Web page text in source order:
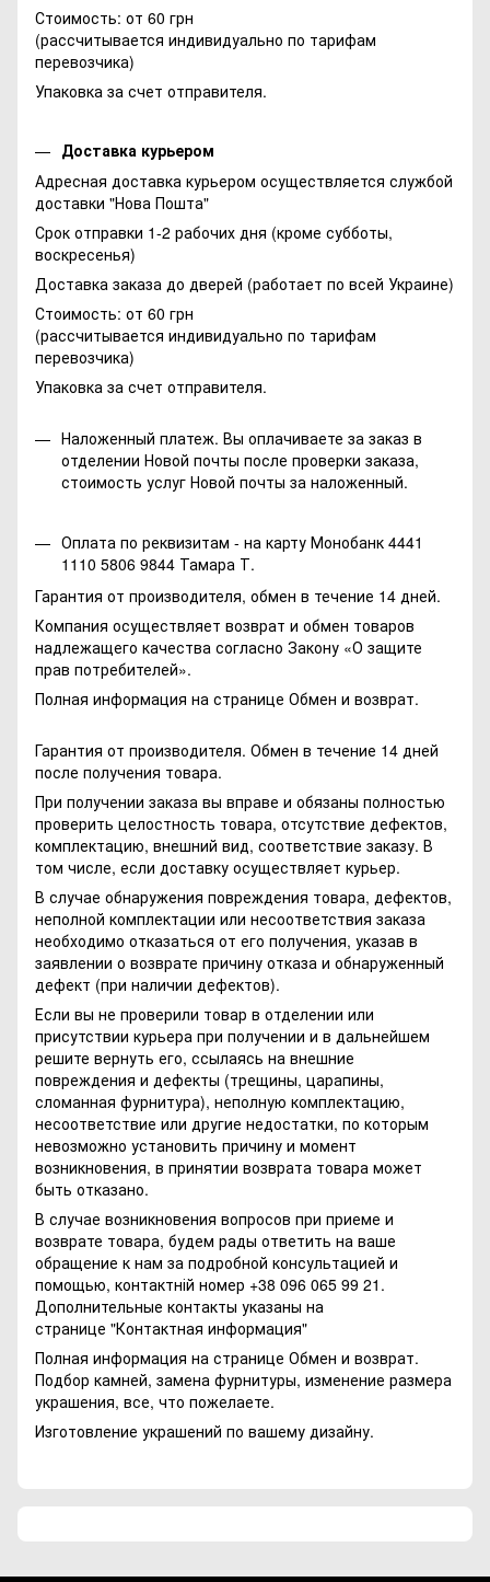
Стоимость: от 60 грн
(рассчитывается индивидуально по тарифам
перевозчика)
Упаковка за счет отправителя.
Доставка курьером
Адресная доставка курьером осуществляется службой
доставки "Нова Пошта"
Срок отправки 1-2 рабочих дня (кроме субботы,
воскресенья)
Доставка заказа до дверей (работает по всей Украине)
Стоимость: от 60 грн
(рассчитывается индивидуально по тарифам
перевозчика)
Упаковка за счет отправителя.
Наложенный платеж. Вы оплачиваете за заказ в
отделении Новой почты после проверки заказа,
стоимость услуг Новой почты за наложенный.
Оплата по реквизитам - на карту Монобанк 4441
1110 5806 9844 Тамара Т.
Гарантия от производителя, обмен в течение 14 дней.
Компания осуществляет возврат и обмен товаров
надлежащего качества согласно Закону «О защите
прав потребителей».
Полная информация на странице Обмен и возврат.
Гарантия от производителя. Обмен в течение 14 дней
после получения товара.
При получении заказа вы вправе и обязаны полностью
проверить целостность товара, отсутствие дефектов,
комплектацию, внешний вид, соответствие заказу. В
том числе, если доставку осуществляет курьер.
В случае обнаружения повреждения товара, дефектов,
неполной комплектации или несоответствия заказа
необходимо отказаться от его получения, указав в
заявлении о возврате причину отказа и обнаруженный
дефект (при наличии дефектов).
Если вы не проверили товар в отделении или
присутствии курьера при получении и в дальнейшем
решите вернуть его, ссылаясь на внешние
повреждения и дефекты (трещины, царапины,
сломанная фурнитура), неполную комплектацию,
несоответствие или другие недостатки, по которым
невозможно установить причину и момент
возникновения, в принятии возврата товара может
быть отказано.
В случае возникновения вопросов при приеме и
возврате товара, будем рады ответить на ваше
обращение к нам за подробной консультацией и
помощью, контактній номер +38 096 065 99 21.
Дополнительные контакты указаны на
странице "Контактная информация"
Полная информация на странице Обмен и возврат.
Подбор камней, замена фурнитуры, изменение размера
украшения, все, что пожелаете.
Изготовление украшений по вашему дизайну.